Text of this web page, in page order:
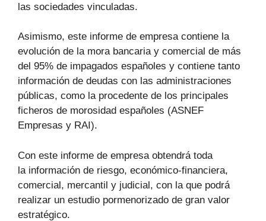
las sociedades vinculadas.
Asimismo, este informe de empresa contiene la
evolución de la mora bancaria y comercial de más
del 95% de impagados españoles y contiene tanto
información de deudas con las administraciones
públicas, como la procedente de los principales
ficheros de morosidad españoles (ASNEF
Empresas y RAI).
Con este informe de empresa obtendrá toda
la información de riesgo, económico-financiera,
comercial, mercantil y judicial, con la que podrá
realizar un estudio pormenorizado de gran valor
estratégico.